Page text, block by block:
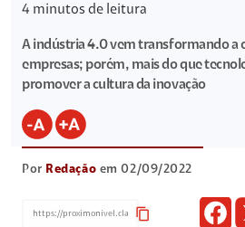
4 minutos de leitura
A indústria 4.0 vem transformando a
empresas; porém, mais do que
promover a cultura da inovação
Por Redação em 02/09/2022
content_copy